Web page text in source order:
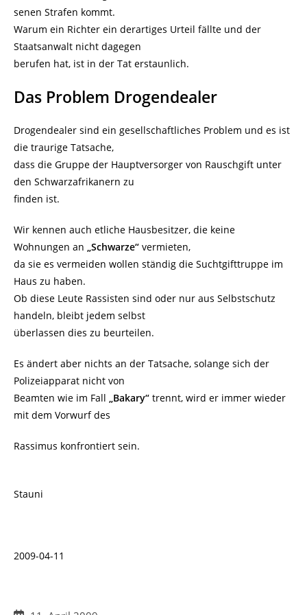
senen Strafen kommt.
Warum ein Richter ein derartiges Urteil fällte und der
Staatsanwalt nicht dagegen
berufen hat, ist in der Tat erstaunlich.
Das Problem Drogendealer
Drogendealer sind ein gesellschaftliches Problem und es ist
die traurige Tatsache,
dass die Gruppe der Hauptversorger von Rauschgift unter
den Schwarzafrikanern zu
finden ist.
Wir kennen auch etliche Hausbesitzer, die keine
Wohnungen an „Schwarze“ vermieten,
da sie es vermeiden wollen ständig die Suchtgifttruppe im
Haus zu haben.
Ob diese Leute Rassisten sind oder nur aus Selbstschutz
handeln, bleibt jedem selbst
überlassen dies zu beurteilen.
Es ändert aber nichts an der Tatsache, solange sich der
Polizeiapparat nicht von
Beamten wie im Fall „Bakary“ trennt, wird er immer wieder
mit dem Vorwurf des
Rassimus konfrontiert sein.
Stauni
2009-04-11